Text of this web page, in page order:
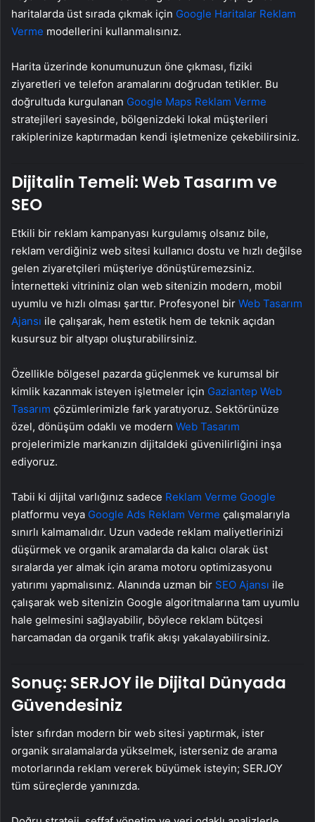
haritalarda üst sırada çıkmak için Google Haritalar Reklam
Verme modellerini kullanmalısınız.
Harita üzerinde konumunuzun öne çıkması, fiziki
ziyaretleri ve telefon aramalarını doğrudan tetikler. Bu
doğrultuda kurgulanan Google Maps Reklam Verme
stratejileri sayesinde, bölgenizdeki lokal müşterileri
rakiplerinize kaptırmadan kendi işletmenize çekebilirsiniz.
Dijitalin Temeli: Web Tasarım ve
SEO
Etkili bir reklam kampanyası kurgulamış olsanız bile,
reklam verdiğiniz web sitesi kullanıcı dostu ve hızlı değilse
gelen ziyaretçileri müşteriye dönüştüremezsiniz.
İnternetteki vitrininiz olan web sitenizin modern, mobil
uyumlu ve hızlı olması şarttır. Profesyonel bir Web Tasarım
Ajansı ile çalışarak, hem estetik hem de teknik açıdan
kusursuz bir altyapı oluşturabilirsiniz.
Özellikle bölgesel pazarda güçlenmek ve kurumsal bir
kimlik kazanmak isteyen işletmeler için Gaziantep Web
Tasarım çözümlerimizle fark yaratıyoruz. Sektörünüze
özel, dönüşüm odaklı ve modern Web Tasarım
projelerimizle markanızın dijitaldeki güvenilirliğini inşa
ediyoruz.
Tabii ki dijital varlığınız sadece Reklam Verme Google
platformu veya Google Ads Reklam Verme çalışmalarıyla
sınırlı kalmamalıdır. Uzun vadede reklam maliyetlerinizi
düşürmek ve organik aramalarda da kalıcı olarak üst
sıralarda yer almak için arama motoru optimizasyonu
yatırımı yapmalısınız. Alanında uzman bir SEO Ajansı ile
çalışarak web sitenizin Google algoritmalarına tam uyumlu
hale gelmesini sağlayabilir, böylece reklam bütçesi
harcamadan da organik trafik akışı yakalayabilirsiniz.
Sonuç: SERJOY ile Dijital Dünyada
Güvendesiniz
İster sıfırdan modern bir web sitesi yaptırmak, ister
organik sıralamalarda yükselmek, isterseniz de arama
motorlarında reklam vererek büyümek isteyin; SERJOY
tüm süreçlerde yanınızda.